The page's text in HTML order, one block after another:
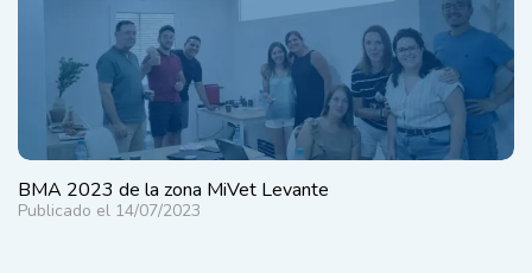
BMA 2023 de la zona MiVet Levante
Publicado el 14/07/2023